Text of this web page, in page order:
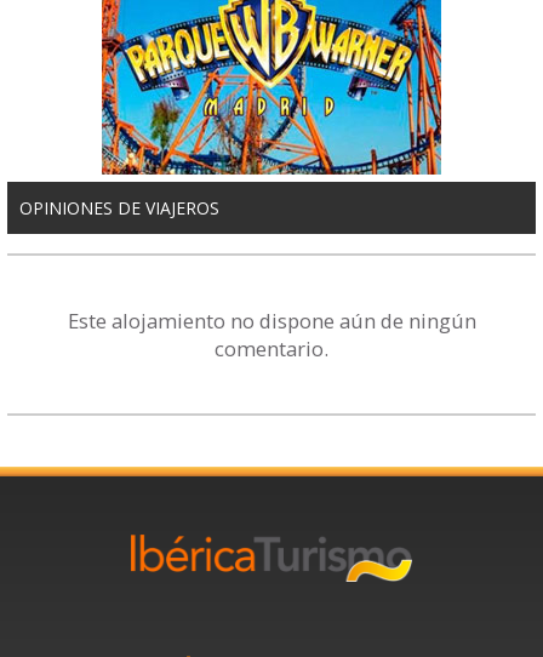
OPINIONES DE VIAJEROS
Este alojamiento no dispone aún de ningún
comentario.